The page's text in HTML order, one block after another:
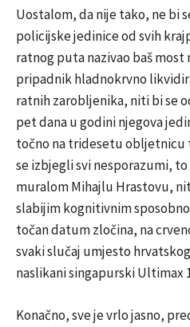
Uostalom, da nije tako, ne bi
policijske jedinice od svih
ratnog puta nazivao baš most
pripadnik hladnokrvno
ratnih zarobljenika, niti bi se
pet dana u godini njegova
točno na tridesetu obljetnicu
se izbjegli svi nesporazumi,
muralom Mihajlu Hrastovu,
slabijim kognitivnim
točan datum zločina, na
svaki slučaj umjesto
naslikani singapurski Ultimax
Konačno, sve je vrlo jasno,